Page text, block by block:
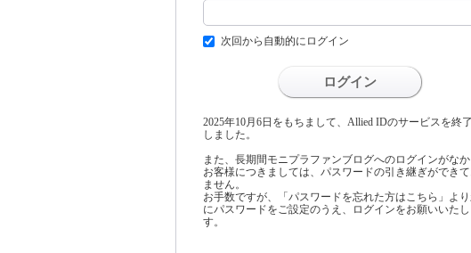
次回から自動的にログイン
ログイン
2025年10月6日をもちまして、Allied IDのサービスを終
しました。
また、長期間モニプラファンブログへのログインがな
お客様につきましては、パスワードの引き継ぎができて
ません。
お手数ですが、「パスワードを忘れた方はこちら」よ
にパスワードをご設定のうえ、ログインをお願いいたし
す。